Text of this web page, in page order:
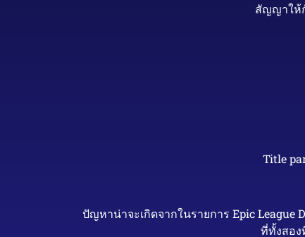
สัญญาให้
Title
ปัญหาน่าจะเกิดจากในรายการ Epic
ที่ทั้งสอง